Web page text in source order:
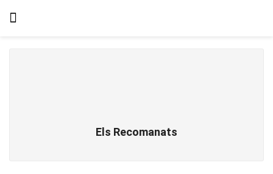
Els Recomanats